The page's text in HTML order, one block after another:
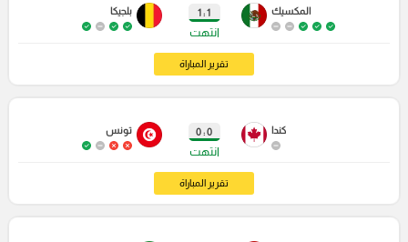
المكسيك 1 : 1
انتهت
بلجيكا
تقرير المباراة
كندا 0 : 0
انتهت
تونس
تقرير المباراة